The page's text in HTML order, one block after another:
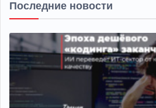
Последние новости